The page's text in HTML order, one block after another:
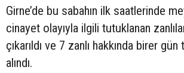
Girne’de bu sabahın ilk saatlerinde
cinayet olayıyla ilgili tutuklanan
çıkarıldı ve 7 zanlı hakkında birer
alındı.